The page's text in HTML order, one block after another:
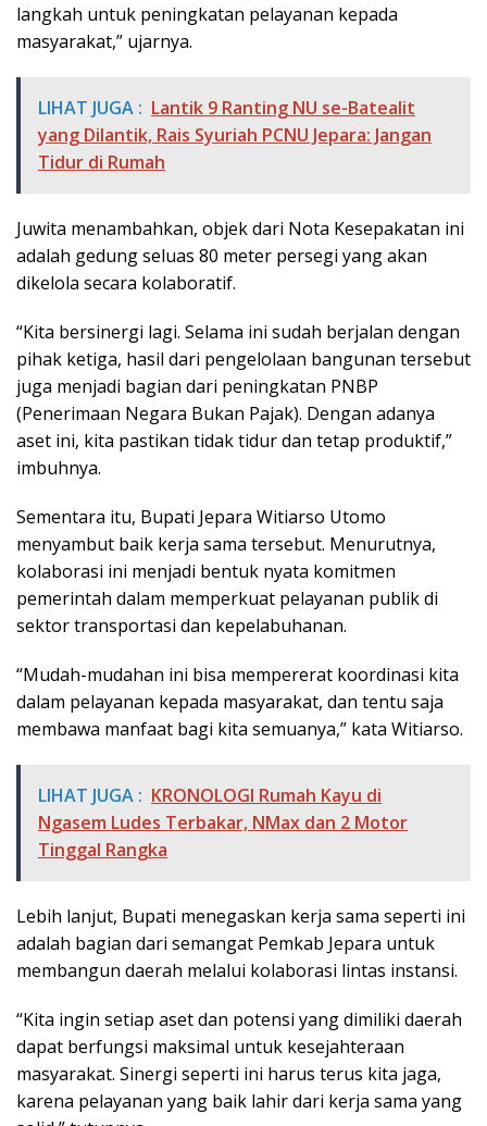
langkah untuk peningkatan pelayanan kepada
masyarakat,” ujarnya.
LIHAT JUGA : Lantik 9 Ranting NU se-Batealit
yang Dilantik, Rais Syuriah PCNU Jepara: Jangan
Tidur di Rumah
Juwita menambahkan, objek dari Nota Kesepakatan ini
adalah gedung seluas 80 meter persegi yang akan
dikelola secara kolaboratif.
“Kita bersinergi lagi. Selama ini sudah berjalan dengan
pihak ketiga, hasil dari pengelolaan bangunan tersebut
juga menjadi bagian dari peningkatan PNBP
(Penerimaan Negara Bukan Pajak). Dengan adanya
aset ini, kita pastikan tidak tidur dan tetap produktif,”
imbuhnya.
Sementara itu, Bupati Jepara Witiarso Utomo
menyambut baik kerja sama tersebut. Menurutnya,
kolaborasi ini menjadi bentuk nyata komitmen
pemerintah dalam memperkuat pelayanan publik di
sektor transportasi dan kepelabuhanan.
“Mudah-mudahan ini bisa mempererat koordinasi kita
dalam pelayanan kepada masyarakat, dan tentu saja
membawa manfaat bagi kita semuanya,” kata Witiarso.
LIHAT JUGA : KRONOLOGI Rumah Kayu di
Ngasem Ludes Terbakar, NMax dan 2 Motor
Tinggal Rangka
Lebih lanjut, Bupati menegaskan kerja sama seperti ini
adalah bagian dari semangat Pemkab Jepara untuk
membangun daerah melalui kolaborasi lintas instansi.
“Kita ingin setiap aset dan potensi yang dimiliki daerah
dapat berfungsi maksimal untuk kesejahteraan
masyarakat. Sinergi seperti ini harus terus kita jaga,
karena pelayanan yang baik lahir dari kerja sama yang